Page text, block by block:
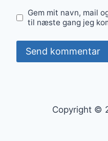
Gem mit navn, mail
til næste gang jeg
Copyright ©